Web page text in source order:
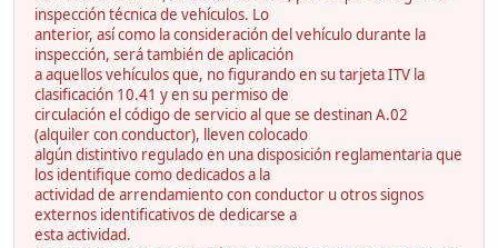
inspección técnica de vehículos. Lo
anterior, así como la consideración del vehículo durante la
inspección, será también de aplicación
a aquellos vehículos que, no figurando en su tarjeta ITV la
clasificación 10.41 y en su permiso de
circulación el código de servicio al que se destinan A.02
(alquiler con conductor), lleven colocado
algún distintivo regulado en una disposición reglamentaria que
los identifique como dedicados a la
actividad de arrendamiento con conductor u otros signos
externos identificativos de dedicarse a
esta actividad.